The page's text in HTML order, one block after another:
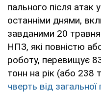
пального після атак
останніми днями,
завданими 20
НПЗ, які повністю
роботу, перевищує
тонн на рік (або 238
чверть від загальної